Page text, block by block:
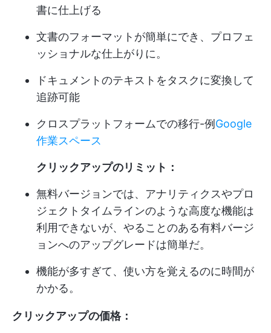
書に仕上げる
文書のフォーマットが簡単にでき、プロフェ
ッショナルな仕上がりに。
ドキュメントのテキストをタスクに変換して
追跡可能
クロスプラットフォームでの移行-例Google
作業スペース
クリックアップのリミット：
無料バージョンでは、アナリティクスやプロ
ジェクトタイムラインのような高度な機能は
利用できないが、やることのある有料バージ
ョンへのアップグレードは簡単だ。
機能が多すぎて、使い方を覚えるのに時間が
かかる。
クリックアップの価格：